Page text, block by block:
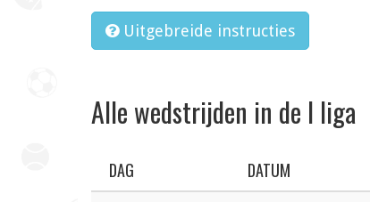
Uitgebreide instructies
Alle wedstrijden in de I liga
DAG DATUM